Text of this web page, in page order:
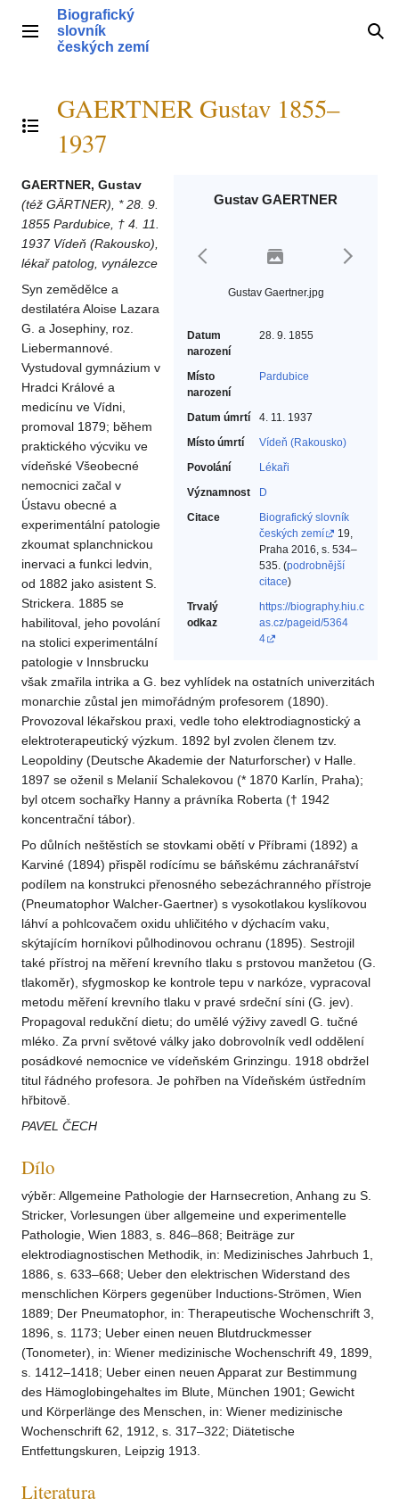
obsahHlavní menu
Biografický
slovník
českých zemí
Přepnout obsah
GAERTNER Gustav 1855–
1937
Gustav GAERTNER
Gustav Gaertner.jpg
Datum
narození
28. 9. 1855
Místo
narození
Pardubice
Datum úmrtí
4. 11. 1937
Místo úmrtí
Vídeň (Rakousko)
Povolání
Lékaři‎
Významnost
D
Citace
Biografický slovník
českých zemí
19,
Praha 2016, s. 534–
535. (podrobnější
citace)
Trvalý
odkaz
https://biography.hiu.c
as.cz/pageid/5364
4
GAERTNER, Gustav
(též GÄRTNER), * 28. 9.
1855 Pardubice, † 4. 11.
1937 Vídeň (Rakousko),
lékař patolog, vynálezce
Syn zemědělce a
destilatéra Aloise Lazara
G. a Josephiny, roz.
Liebermannové.
Vystudoval gymnázium v
Hradci Králové a
medicínu ve Vídni,
promoval 1879; během
praktického výcviku ve
vídeňské Všeobecné
nemocnici začal v
Ústavu obecné a
experimentální patologie
zkoumat splanchnickou
inervaci a funkci ledvin,
od 1882 jako asistent S.
Strickera. 1885 se
habilitoval, jeho povolání
na stolici experimentální
patologie v Innsbrucku
však zmařila intrika a G. bez vyhlídek na ostatních univerzitách
monarchie zůstal jen mimořádným profesorem (1890).
Provozoval lékařskou praxi, vedle toho elektrodiagnostický a
elektroterapeutický výzkum. 1892 byl zvolen členem tzv.
Leopoldiny (Deutsche Akademie der Naturforscher) v Halle.
1897 se oženil s Melanií Schalekovou (* 1870 Karlín, Praha);
byl otcem sochařky Hanny a právníka Roberta († 1942
koncentrační tábor).
Po důlních neštěstích se stovkami obětí v Příbrami (1892) a
Karviné (1894) přispěl rodícímu se báňskému záchranářství
podílem na konstrukci přenosného sebezáchranného přístroje
(Pneumatophor Walcher-Gaertner) s vysokotlakou kyslíkovou
láhví a pohlcovačem oxidu uhličitého v dýchacím vaku,
skýtajícím horníkovi půlhodinovou ochranu (1895). Sestrojil
také přístroj na měření krevního tlaku s prstovou manžetou (G.
tlakoměr), sfygmoskop ke kontrole tepu v narkóze, vypracoval
metodu měření krevního tlaku v pravé srdeční síni (G. jev).
Propagoval redukční dietu; do umělé výživy zavedl G. tučné
mléko. Za první světové války jako dobrovolník vedl oddělení
posádkové nemocnice ve vídeňském Grinzingu. 1918 obdržel
titul řádného profesora. Je pohřben na Vídeňském ústředním
hřbitově.
PAVEL ČECH
Dílo
výběr: Allgemeine Pathologie der Harnsecretion, Anhang zu S.
Stricker, Vorlesungen über allgemeine und experimentelle
Pathologie, Wien 1883, s. 846–868; Beiträge zur
elektrodiagnostischen Methodik, in: Medizinisches Jahrbuch 1,
1886, s. 633–668; Ueber den elektrischen Widerstand des
menschlichen Körpers gegenüber Inductions-Strömen, Wien
1889; Der Pneumatophor, in: Therapeutische Wochenschrift 3,
1896, s. 1173; Ueber einen neuen Blutdruckmesser
(Tonometer), in: Wiener medizinische Wochenschrift 49, 1899,
s. 1412–1418; Ueber einen neuen Apparat zur Bestimmung
des Hämoglobingehaltes im Blute, München 1901; Gewicht
und Körperlänge des Menschen, in: Wiener medizinische
Wochenschrift 62, 1912, s. 317–322; Diätetische
Entfettungskuren, Leipzig 1913.
Literatura